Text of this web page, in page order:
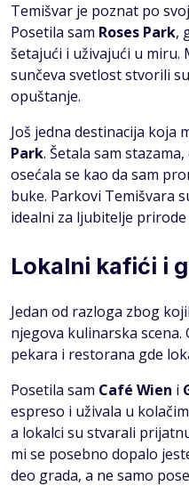
Temišvar je poznat po
Posetila sam Roses Park,
šetajući i uživajući u miru.
sunčeva svetlost stvorili
opuštanje.
Još jedna destinacija koja
Park. Šetala sam
osećala se kao da sam
buke. Parkovi Temišvara
idealni za ljubitelje
Lokalni kafići i
Jedan od razloga zbog
njegova kulinarska scena.
pekara i restorana gde
Posetila sam Café Wien i
espreso i uživala u
a lokalci su stvarali
mi se posebno dopalo
deo grada, a ne samo